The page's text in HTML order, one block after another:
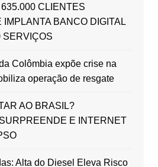
CLIENTES
BANCO DIGITAL
SERVIÇOS
Colômbia expõe crise na
operação de resgate
AO BRASIL?
E INTERNET
Alta do Diesel Eleva Risco